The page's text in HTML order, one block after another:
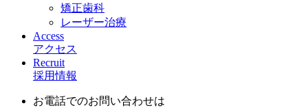
矯正歯科
レーザー治療
Access
アクセス
Recruit
採用情報
お電話でのお問い合わせは